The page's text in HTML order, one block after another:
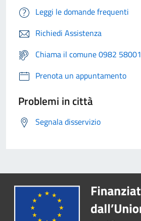
Leggi le domande frequenti
Richiedi Assistenza
Chiama il comune 0982 58001
Prenota un appuntamento
Problemi in città
Segnala disservizio